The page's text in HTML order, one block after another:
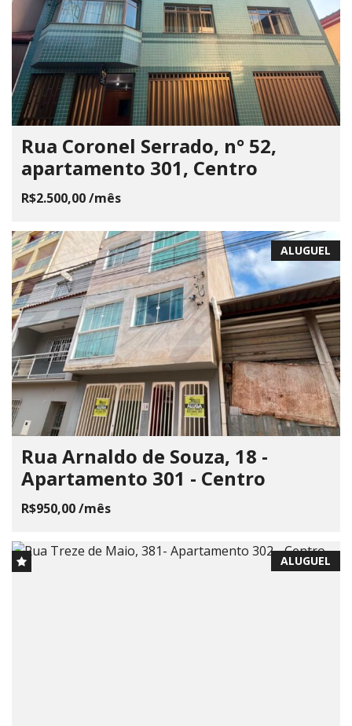
Rua Coronel Serrado, n° 52,
apartamento 301, Centro
R$2.500,00 /mês
ALUGUEL
Rua Arnaldo de Souza, 18 -
Apartamento 301 - Centro
R$950,00 /mês
ALUGUEL